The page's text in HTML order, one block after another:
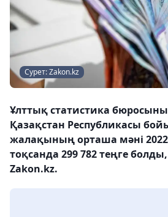
Сурет: Zakon.kz
Ұлттық статистика
Қазақстан Республикасы
жалақының орташа мәні
тоқсанда 299 782 теңге
Zakon.kz.